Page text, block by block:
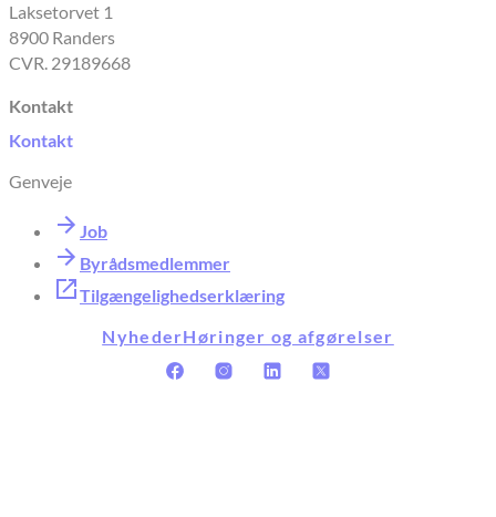
Laksetorvet 1
8900 Randers
CVR. 29189668
Kontakt
Kontakt
Genveje
Job
Byrådsmedlemmer
Tilgængelighedserklæring
NyhederHøringer og afgørelser